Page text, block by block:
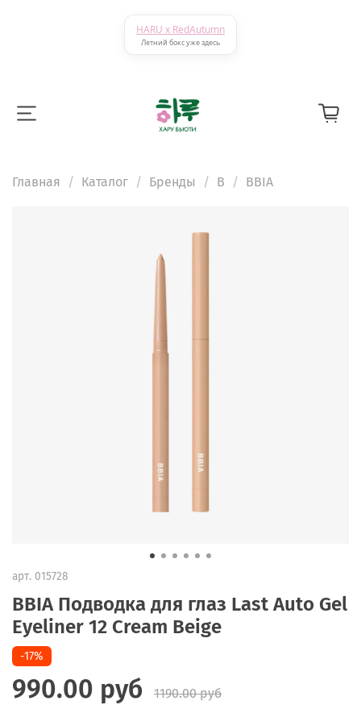
HARU x RedAutumn
Летний бокс уже здесь
Главная Каталог Бренды B BBIA
арт. 015728
BBIA Подводка для глаз Last Auto Gel
Eyeliner 12 Cream Beige
-17%
990.00 руб
1190.00 руб